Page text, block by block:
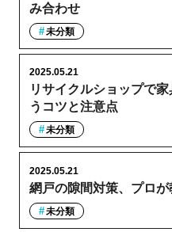
み合わせ
未分類
リサイクルショップで
うコツと注意点
2025.05.21
未分類
網戸の隙間対策、プロ
2025.05.21
未分類